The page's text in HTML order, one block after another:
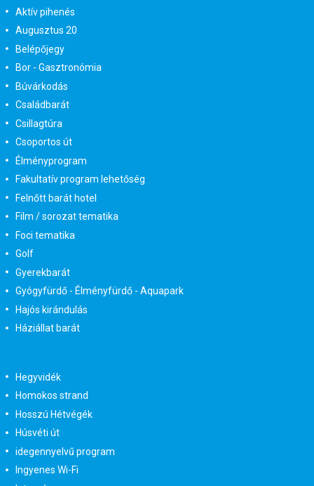
Aktív pihenés
Augusztus 20
Belépőjegy
Bor - Gasztronómia
Búvárkodás
Családbarát
Csillagtúra
Csoportos út
Élményprogram
Fakultatív program lehetőség
Felnőtt barát hotel
Film / sorozat tematika
Foci tematika
Golf
Gyerekbarát
Gyógyfürdő - Élményfürdő - Aquapark
Hajós kirándulás
Háziállat barát
Hegyvidék
Homokos strand
Hosszú Hétvégék
Húsvéti út
idegennyelvű program
Ingyenes Wi-Fi